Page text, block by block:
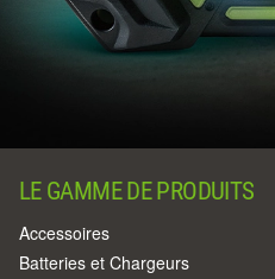
LE GAMME DE PRODUITS
Accessoires
Batteries et Chargeurs